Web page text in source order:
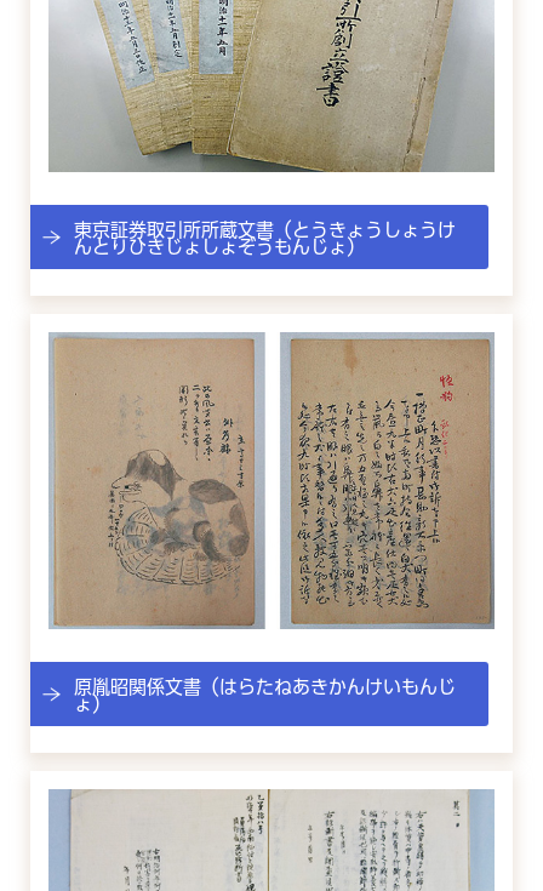
東京証券取引所所蔵文書（とうきょうしょうけ
んとりひきじょしょぞうもんじょ）
原胤昭関係文書（はらたねあきかんけいもんじ
ょ）